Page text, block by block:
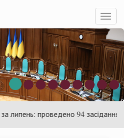
Toggle
Суд
проведено 94 засідання та